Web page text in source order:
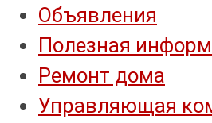
Объявления
Полезная
Ремонт дома
Управляющая